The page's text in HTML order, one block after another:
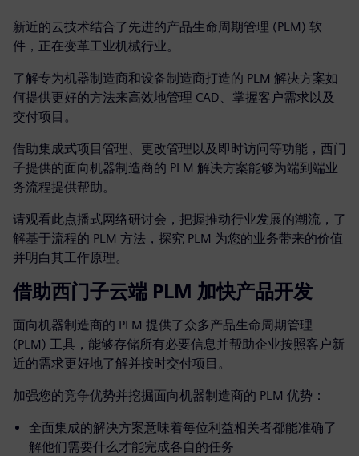
新近的云技术结合了先进的产品生命周期管理 (PLM) 软
件，正在变革工业机械行业。
了解专为机器制造商和设备制造商打造的 PLM 解决方案如
何提供更好的方法来高效地管理 CAD、掌握客户需求以及
交付项目。
借助集成式项目管理、更改管理以及即时访问等功能，西门
子提供的面向机器制造商的 PLM 解决方案能够为端到端业
务流程提供帮助。
请观看此点播式网络研讨会，把握推动行业发展的潮流，了
解基于流程的 PLM 方法，探究 PLM 为您的业务带来的价值
并明白其工作原理。
借助西门子云端 PLM 加快产品开发
面向机器制造商的 PLM 提供了众多产品生命周期管理
(PLM) 工具，能够存储所有必要信息并帮助企业按照客户新
近的需求更好地了解并按时交付项目。
加强您的竞争优势并挖掘面向机器制造商的 PLM 优势：
全面集成的解决方案意味着每位利益相关者都能准确了
解他们需要什么才能完成各自的任务